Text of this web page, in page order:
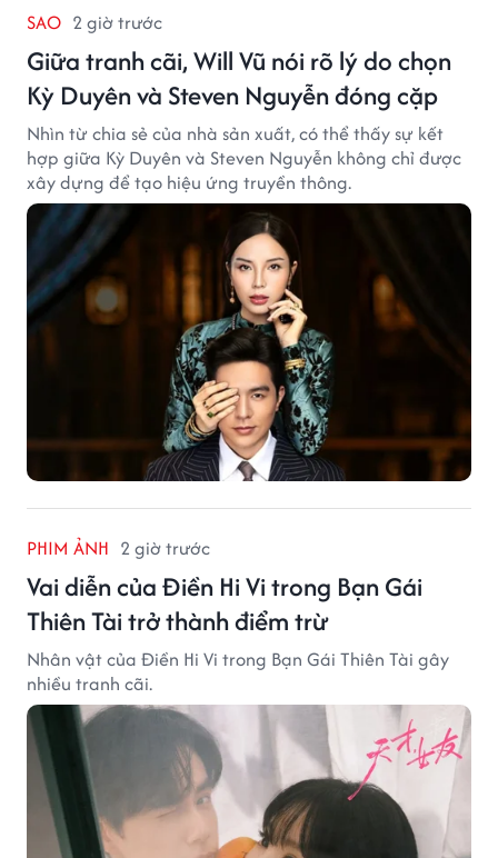
SAO 2 giờ trước
Giữa tranh cãi, Will Vũ nói rõ lý do chọn
Kỳ Duyên và Steven Nguyễn đóng cặp
Nhìn từ chia sẻ của nhà sản xuất, có thể thấy sự kết
hợp giữa Kỳ Duyên và Steven Nguyễn không chỉ được
xây dựng để tạo hiệu ứng truyền thông.
PHIM ẢNH 2 giờ trước
Vai diễn của Điền Hi Vi trong Bạn Gái
Thiên Tài trở thành điểm trừ
Nhân vật của Điền Hi Vi trong Bạn Gái Thiên Tài gây
nhiều tranh cãi.